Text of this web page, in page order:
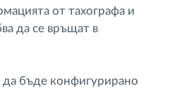
от тахографа и
да се връщат в
бъде конфигурирано